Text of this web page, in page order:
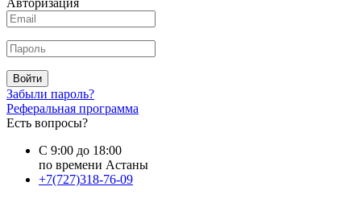
Авторизация
Войти
Забыли пароль?
Реферальная программа
Есть вопросы?
С 9:00 до 18:00
по времени Астаны
+7(727)318-76-09